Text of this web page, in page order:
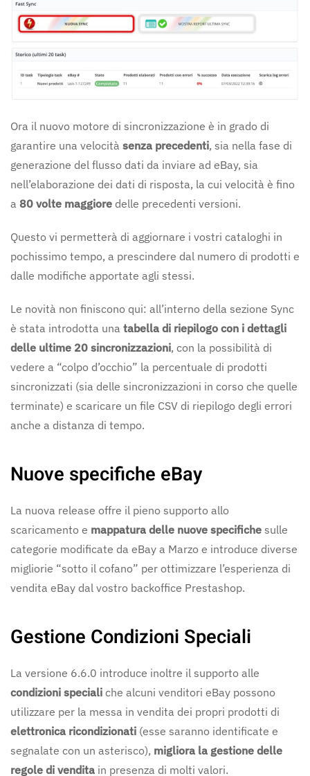
Ora il nuovo motore di sincronizzazione è in grado di
garantire una velocità senza precedenti, sia nella fase di
generazione del flusso dati da inviare ad eBay, sia
nell’elaborazione dei dati di risposta, la cui velocità è fino
a 80 volte maggiore delle precedenti versioni.
Questo vi permetterà di aggiornare i vostri cataloghi in
pochissimo tempo, a prescindere dal numero di prodotti e
dalle modifiche apportate agli stessi.
Le novità non finiscono qui: all’interno della sezione Sync
è stata introdotta una tabella di riepilogo con i dettagli
delle ultime 20 sincronizzazioni, con la possibilità di
vedere a “colpo d’occhio” la percentuale di prodotti
sincronizzati (sia delle sincronizzazioni in corso che quelle
terminate) e scaricare un file CSV di riepilogo degli errori
anche a distanza di tempo.
Nuove specifiche eBay
La nuova release offre il pieno supporto allo
scaricamento e mappatura delle nuove specifiche sulle
categorie modificate da eBay a Marzo e introduce diverse
migliorie “sotto il cofano” per ottimizzare l’esperienza di
vendita eBay dal vostro backoffice Prestashop.
Gestione Condizioni Speciali
La versione 6.6.0 introduce inoltre il supporto alle
condizioni speciali che alcuni venditori eBay possono
utilizzare per la messa in vendita dei propri prodotti di
elettronica ricondizionati (esse saranno identificate e
segnalate con un asterisco), migliora la gestione delle
regole di vendita in presenza di molti valori.